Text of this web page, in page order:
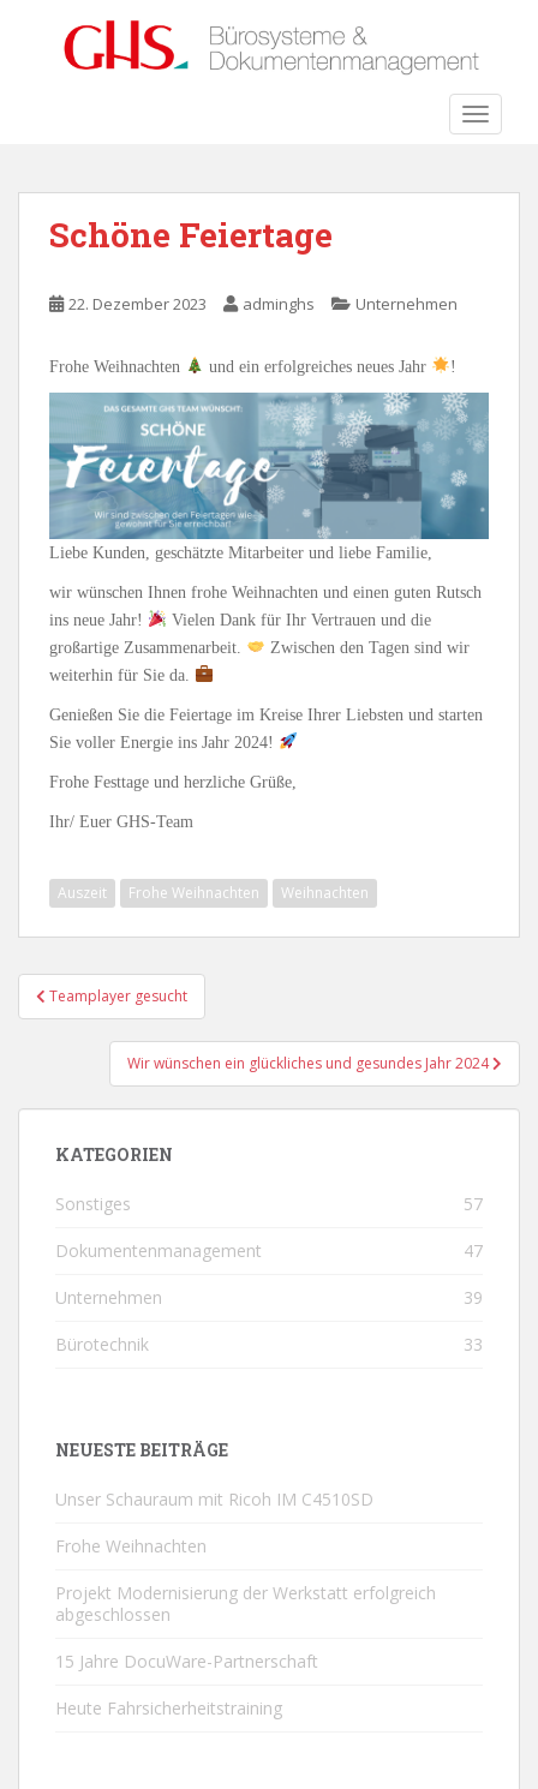
Schöne Feiertage
22. Dezember 2023 adminghs Unternehmen
Frohe Weihnachten und ein erfolgreiches neues Jahr !
Liebe Kunden, geschätzte Mitarbeiter und liebe Familie,
wir wünschen Ihnen frohe Weihnachten und einen guten Rutsch
ins neue Jahr!
Vielen Dank für Ihr Vertrauen und die
großartige Zusammenarbeit.
Zwischen den Tagen sind wir
weiterhin für Sie da.
Genießen Sie die Feiertage im Kreise Ihrer Liebsten und starten
Sie voller Energie ins Jahr 2024!
Frohe Festtage und herzliche Grüße,
Ihr/ Euer GHS-Team
Auszeit Frohe Weihnachten Weihnachten
Beitragsnavigation
Teamplayer gesucht
Wir wünschen ein glückliches und gesundes Jahr 2024
KATEGORIEN
Sonstiges 57
Dokumentenmanagement 47
Unternehmen 39
Bürotechnik 33
NEUESTE BEITRÄGE
Unser Schauraum mit Ricoh IM C4510SD
Frohe Weihnachten
Projekt Modernisierung der Werkstatt erfolgreich
abgeschlossen
15 Jahre DocuWare-Partnerschaft
Heute Fahrsicherheitstraining